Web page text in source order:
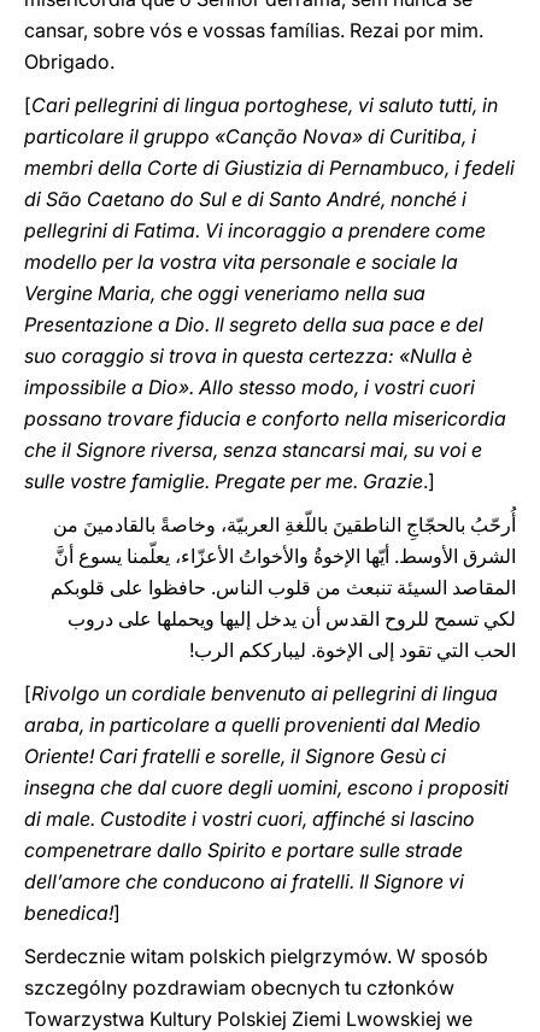
cansar, sobre vós e vossas famílias. Rezai por mim.
Obrigado.
[Cari pellegrini di lingua portoghese, vi saluto tutti, in
particolare il gruppo «Canção Nova» di Curitiba, i
membri della Corte di Giustizia di Pernambuco, i fedeli
di São Caetano do Sul e di Santo André, nonché i
pellegrini di Fatima. Vi incoraggio a prendere come
modello per la vostra vita personale e sociale la
Vergine Maria, che oggi veneriamo nella sua
Presentazione a Dio. Il segreto della sua pace e del
suo coraggio si trova in questa certezza: «Nulla è
impossibile a Dio». Allo stesso modo, i vostri cuori
possano trovare fiducia e conforto nella misericordia
che il Signore riversa, senza stancarsi mai, su voi e
sulle vostre famiglie. Pregate per me. Grazie.]
أُرحّبُ بالحجّاجِ الناطقينَ باللّغةِ العربيّة، وخاصةً بالقادمينَ من
الشرق الأوسط. أيّها الإخوةُ والأخواتُ الأعزّاء، يعلّمنا يسوع أنَّ
المقاصد السيئة تنبعث من قلوب الناس. حافظوا على قلوبكم
لكي تسمح للروح القدس أن يدخل إليها ويحملها على دروب
الحب التي تقود إلى الإخوة. ليبارككم الرب!
[Rivolgo un cordiale benvenuto ai pellegrini di lingua
araba, in particolare a quelli provenienti dal Medio
Oriente! Cari fratelli e sorelle, il Signore Gesù ci
insegna che dal cuore degli uomini, escono i propositi
di male. Custodite i vostri cuori, affinché si lascino
compenetrare dallo Spirito e portare sulle strade
dell’amore che conducono ai fratelli. Il Signore vi
benedica!]
Serdecznie witam polskich pielgrzymów. W sposób
szczególny pozdrawiam obecnych tu członków
Towarzystwa Kultury Polskiej Ziemi Lwowskiej we